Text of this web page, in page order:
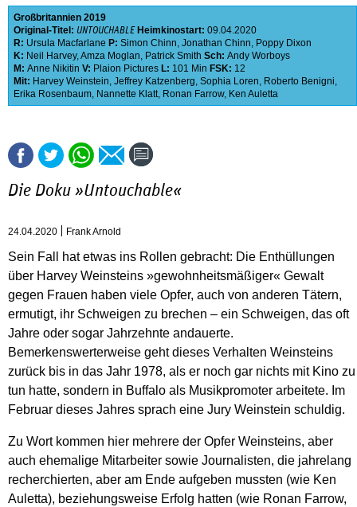
Großbritannien 2019
Original-Titel: UNTOUCHABLE Heimkinostart: 09.04.2020
R: Ursula Macfarlane P: Simon Chinn, Jonathan Chinn, Poppy Dixon
K: Neil Harvey,Amza Moglan, Patrick Smith Sch: Andy Worboys
M: Anne Nikitin V: Plaion Pictures L: 101 Min FSK: 12
Mit: Harvey Weinstein, Jeffrey Katzenberg, Sophia Loren, Roberto Benigni,
Erika Rosenbaum, Nannette Klatt, Ronan Farrow, Ken Auletta
Die Doku »Untouchable«
24.04.2020 Frank Arnold
Sein Fall hat etwas ins Rollen gebracht: Die Enthüllungen
über Harvey Weinsteins »gewohnheitsmäßiger« Gewalt
gegen Frauen haben viele Opfer, auch von anderen Tätern,
ermutigt, ihr Schweigen zu brechen – ein Schweigen, das oft
Jahre oder sogar Jahrzehnte andauerte.
Bemerkenswerterweise geht dieses Verhalten Weinsteins
zurück bis in das Jahr 1978, als er noch gar nichts mit Kino zu
tun hatte, sondern in Buffalo als Musikpromoter arbeitete. Im
Februar dieses Jahres sprach eine Jury Weinstein schuldig.
Zu Wort kommen hier mehrere der Opfer Weinsteins, aber
auch ehemalige Mitarbeiter sowie Journalisten, die jahrelang
recherchierten, aber am Ende aufgeben mussten (wie Ken
Auletta), beziehungsweise Erfolg hatten (wie Ronan Farrow,